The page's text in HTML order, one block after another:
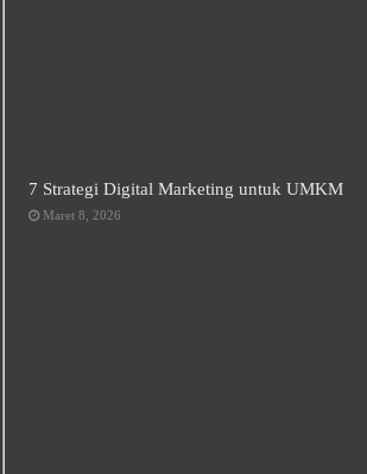
7 Strategi Digital Marketing untuk UMKM
Maret 8, 2026